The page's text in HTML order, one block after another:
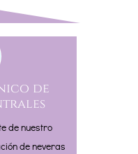
de
de nuestro
de neveras